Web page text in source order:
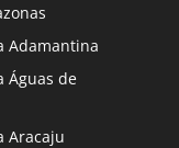
Adamantina
Águas de
Aracaju